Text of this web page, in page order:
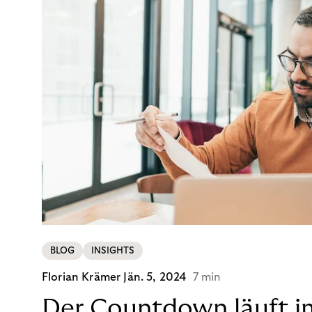
BLOG INSIGHTS
Florian Krämer Jän. 5, 2024 7 min